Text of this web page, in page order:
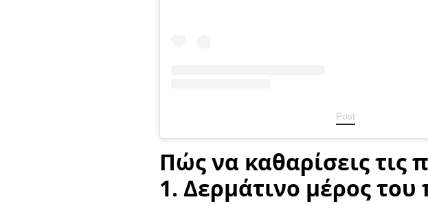
Post
Πώς να καθαρίσεις
1. Δερμάτινο μέρος